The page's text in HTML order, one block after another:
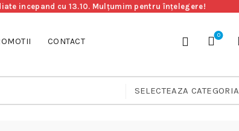
incepand cu 13.10. Mulțumim pentru înțelegere!
CONTACT
0
SELECTEAZA CATEGORIA